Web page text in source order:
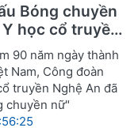
Bóng chuyền
học cổ truyền
90 năm ngày thành
Nam, Công đoàn
truyền Nghệ An đã
chuyền nữ"